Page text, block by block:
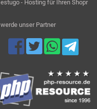
estugo - Hosting für Ihren Shopr
werde unser Partner